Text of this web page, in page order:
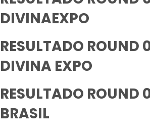
DIVINAEXPO
RESULTADO ROUND
DIVINA EXPO
RESULTADO ROUND
BRASIL